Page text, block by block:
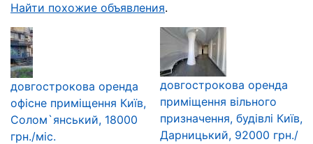
Найти похожие объявления.
довгострокова оренда
офісне приміщення Київ,
Солом`янський, 18000
грн./міс.
довгострокова оренда
приміщення вільного
призначення, будівлі Київ,
Дарницький, 92000 грн./